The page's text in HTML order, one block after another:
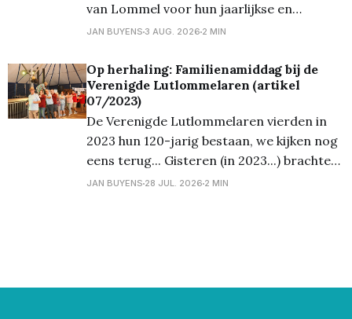
van Lommel voor hun jaarlijkse en
inmiddels traditionele uitstap naar de
chocoladebroodjes, knapperige croissants
én voor de liefhebbers al een vloeibaar
ontbijt – de welbekende 'glazen boterham'
– stapte de bende welgemoed de trein op
richting
JAN BUYENS 3 AUG. 2026 2 MIN
Op herhaling: Familienamiddag bij de
Verenigde Lutlommelaren (artikel
07/2023)
De Verenigde Lutlommelaren vierden in
2023 hun 120-jarig bestaan, we kijken nog
eens terug... Gisteren (in 2023...) brachten
we u reeds foto's van de receptie op
JAN BUYENS 28 JUL. 2026 2 MIN